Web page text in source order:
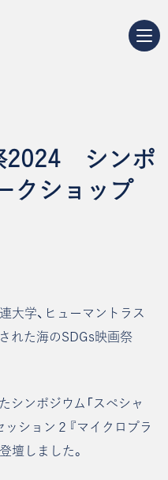
2024 シンポ
クショップ
大学、ヒューマントラス
れた海のSDGs映画祭
シンポジウム「スぺシャ
ション２『マイクロプラ
壇しました。